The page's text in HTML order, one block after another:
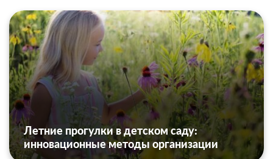
Летние прогулки в детском саду:
инновационные методы организации